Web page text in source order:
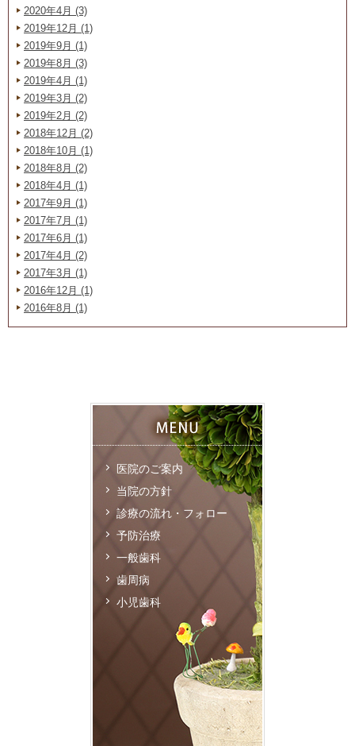
2020年4月 (3)
2019年12月 (1)
2019年9月 (1)
2019年8月 (3)
2019年4月 (1)
2019年3月 (2)
2019年2月 (2)
2018年12月 (2)
2018年10月 (1)
2018年8月 (2)
2018年4月 (1)
2017年9月 (1)
2017年7月 (1)
2017年6月 (1)
2017年4月 (2)
2017年3月 (1)
2016年12月 (1)
2016年8月 (1)
医院のご案内
当院の方針
診療の流れ・フォロー
予防治療
一般歯科
歯周病
小児歯科